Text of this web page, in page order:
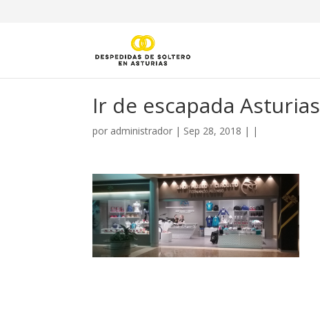
Ir de escapada Asturias
por administrador | Sep 28, 2018 | |